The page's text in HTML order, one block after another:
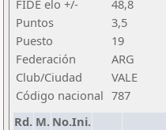
FIDE elo +/-
48,8
Puntos
3,5
Puesto
19
Federación
ARG
Club/Ciudad
VALE
Código nacional 787
Rd. M. No.Ini.